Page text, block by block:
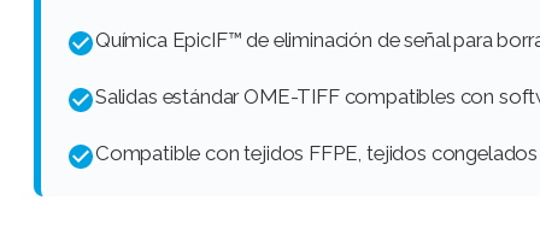
Química EpicIF™ de eliminación de señal para
Salidas estándar OME-TIFF compatibles con
Compatible con tejidos FFPE, tejidos